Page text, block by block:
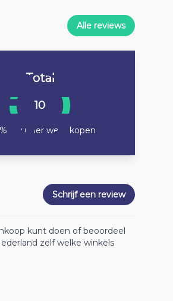
Alle reviews
Total
10
Zou hier weer kopen
Schrijf een review
kunt doen of beoordeel
zelf welke winkels